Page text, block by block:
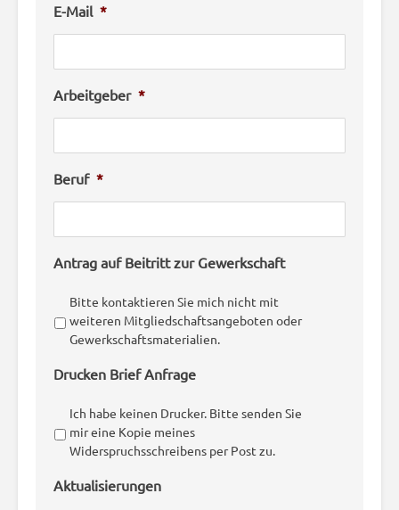
E-Mail *
Arbeitgeber *
Beruf *
Antrag auf Beitritt zur Gewerkschaft
Bitte kontaktieren Sie mich nicht mit
weiteren Mitgliedschaftsangeboten oder
Gewerkschaftsmaterialien.
Drucken Brief Anfrage
Ich habe keinen Drucker. Bitte senden Sie
mir eine Kopie meines
Widerspruchsschreibens per Post zu.
Aktualisierungen